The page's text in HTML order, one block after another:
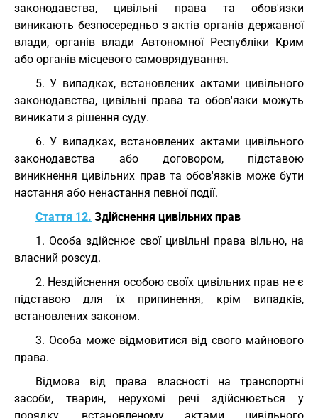
законодавства, цивільні права та обов'язки
виникають безпосередньо з актів органів державної
влади, органів влади Автономної Республіки Крим
або органів місцевого самоврядування.
5. У випадках, встановлених актами цивільного
законодавства, цивільні права та обов'язки можуть
виникати з рішення суду.
6. У випадках, встановлених актами цивільного
законодавства або договором, підставою
виникнення цивільних прав та обов'язків може бути
настання або ненастання певної події.
Стаття 12. Здійснення цивільних прав
1. Особа здійснює свої цивільні права вільно, на
власний розсуд.
2. Нездійснення особою своїх цивільних прав не є
підставою для їх припинення, крім випадків,
встановлених законом.
3. Особа може відмовитися від свого майнового
права.
Відмова від права власності на транспортні
засоби, тварин, нерухомі речі здійснюється у